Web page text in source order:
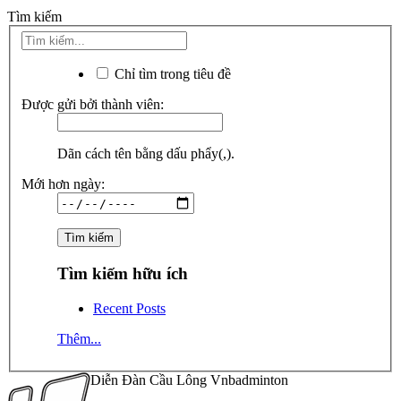
Tìm kiếm
Chỉ tìm trong tiêu đề
Được gửi bởi thành viên:
Dãn cách tên bằng dấu phẩy(,).
Mới hơn ngày:
Tìm kiếm hữu ích
Recent Posts
Thêm...
Diễn Đàn Cầu Lông Vnbadminton